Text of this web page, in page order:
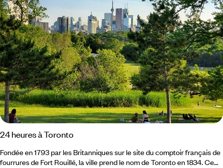
24 heures à Toronto
Fondée en 1793 par les Britanniques sur le site du comptoir français de
fourrures de Fort Rouillé, la ville prend le nom de Toronto en 1834. Ce